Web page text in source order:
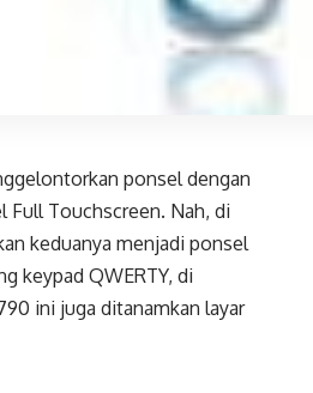
ponsel dengan
Full Touchscreen. Nah, di
keduanya menjadi ponsel
keypad QWERTY, di
ini juga ditanamkan layar